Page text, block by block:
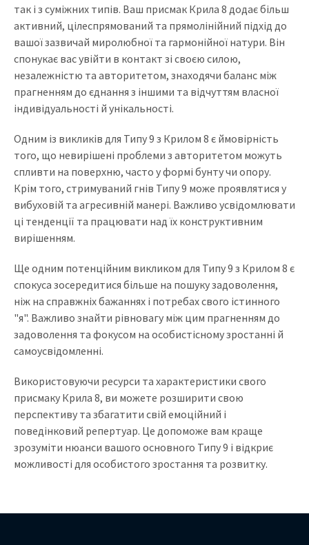
так і з суміжних типів. Ваш присмак Крила 8 додає більш
активний, цілеспрямований та прямолінійний підхід до
вашої зазвичай миролюбної та гармонійної натури. Він
спонукає вас увійти в контакт зі своєю силою,
незалежністю та авторитетом, знаходячи баланс між
прагненням до єднання з іншими та відчуттям власної
індивідуальності й унікальності.
Одним із викликів для Типу 9 з Крилом 8 є ймовірність
того, що невирішені проблеми з авторитетом можуть
спливти на поверхню, часто у формі бунту чи опору.
Крім того, стримуваний гнів Типу 9 може проявлятися у
вибуховій та агресивній манері. Важливо усвідомлювати
ці тенденції та працювати над їх конструктивним
вирішенням.
Ще одним потенційним викликом для Типу 9 з Крилом 8 є
спокуса зосередитися більше на пошуку задоволення,
ніж на справжніх бажаннях і потребах свого істинного
"я". Важливо знайти рівновагу між цим прагненням до
задоволення та фокусом на особистісному зростанні й
самоусвідомленні.
Використовуючи ресурси та характеристики свого
присмаку Крила 8, ви можете розширити свою
перспективу та збагатити свій емоційний і
поведінковий репертуар. Це допоможе вам краще
зрозуміти нюанси вашого основного Типу 9 і відкриє
можливості для особистого зростання та розвитку.